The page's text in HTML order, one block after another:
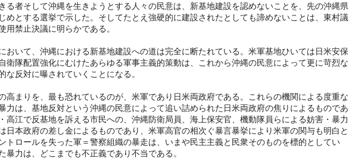
る者そして沖縄を生きようとする人々の民意は、新基地建設を認めないことを、先の沖縄県
めとする選挙で示した。そしてたとえ強硬的に建設されたとしても諦めないことは、東村議
用禁止決議に明らかである。
おいて、沖縄における新基地建設への道は完全に断たれている。米軍基地ひいては日米安保
衛隊配置強化にむけたあらゆる軍事主義的策動は、これから沖縄の民意によって更に苛烈な
な反対に曝されていくことになる。
高まりを、最も恐れているのが、米軍であり日米両政府である。これらの機関による度重な
力は、基地反対という沖縄の民意によって追い詰められた日米両政府の焦りによるものであ
高江で反基地を訴える市民への、沖縄防衛局員、海上保安官、機動隊員らによる妨害・暴力
日本政府の差し金によるものであり、米軍高官の相次ぐ暴言暴挙により米軍の関与も明白と
トロールを失った軍＝警察組織の暴走は、いまや民主主義と民衆そのものを標的としてい
暴力は、どこまでも不正義であり不当である。